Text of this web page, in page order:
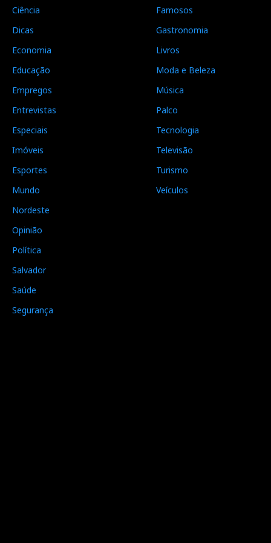
Ciência
Dicas
Economia
Educação
Empregos
Entrevistas
Especiais
Imóveis
Esportes
Mundo
Nordeste
Opinião
Política
Salvador
Saúde
Segurança
Famosos
Gastronomia
Livros
Moda e Beleza
Música
Palco
Tecnologia
Televisão
Turismo
Veículos